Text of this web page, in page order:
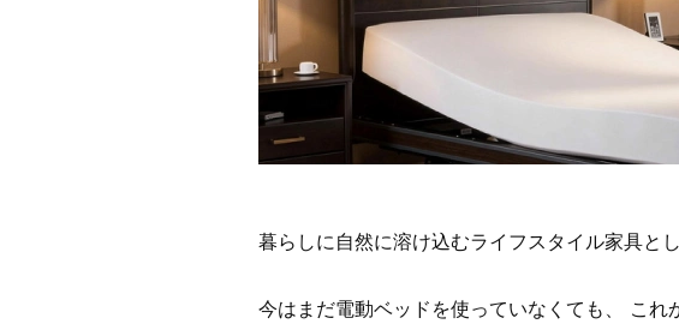
暮らしに自然に溶け込むライフスタイル家具と
今はまだ電動ベッドを使っていなくても、 こ